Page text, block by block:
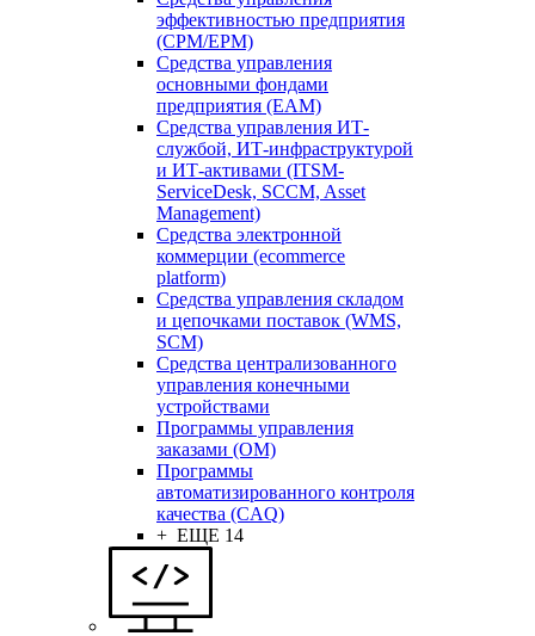
эффективностью предприятия
(CPM/EPM)
Средства управления
основными фондами
предприятия (EAM)
Средства управления ИТ-
службой, ИТ-инфраструктурой
и ИТ-активами (ITSM-
ServiceDesk, SCCM, Asset
Management)
Средства электронной
коммерции (ecommerce
platform)
Средства управления складом
и цепочками поставок (WMS,
SCM)
Средства централизованного
управления конечными
устройствами
Программы управления
заказами (OM)
Программы
автоматизированного контроля
качества (CAQ)
+ ЕЩЕ 14